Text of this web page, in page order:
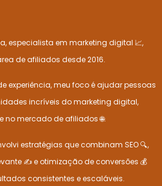
especialista em marketing digital 📈,
de afiliados desde 2016.
experiência, meu foco é ajudar pessoas
incríveis do marketing digital,
no mercado de afiliados 🌐.
estratégias que combinam SEO 🔍,
✍️ e otimização de conversões 💰
consistentes e escaláveis.